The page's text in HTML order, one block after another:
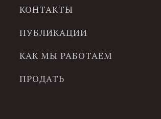
КОНТАКТЫ
ПУБЛИКАЦИИ
КАК МЫ РАБОТАЕМ
ПРОДАТЬ